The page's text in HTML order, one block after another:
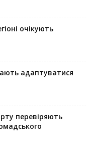
очікують
адаптуватися
перевіряють